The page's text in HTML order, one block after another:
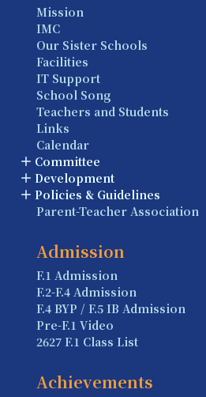
Mission
IMC
Our Sister Schools
Facilities
IT Support
School Song
Teachers and Students
Links
Calendar
Committee
Development
Policies & Guidelines
Parent-Teacher Association
Admission
F.1 Admission
F.2-F.4 Admission
F.4 BYP / F.5 IB Admission
Pre-F.1 Video
2627 F.1 Class List
Achievements